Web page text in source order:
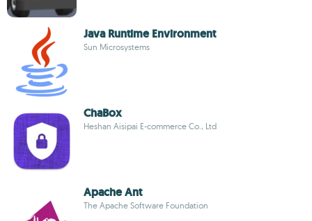
Java Runtime Environment
Sun Microsystems
ChaBox
Heshan Aisipai E-commerce Co., Ltd
Apache Ant
The Apache Software Foundation